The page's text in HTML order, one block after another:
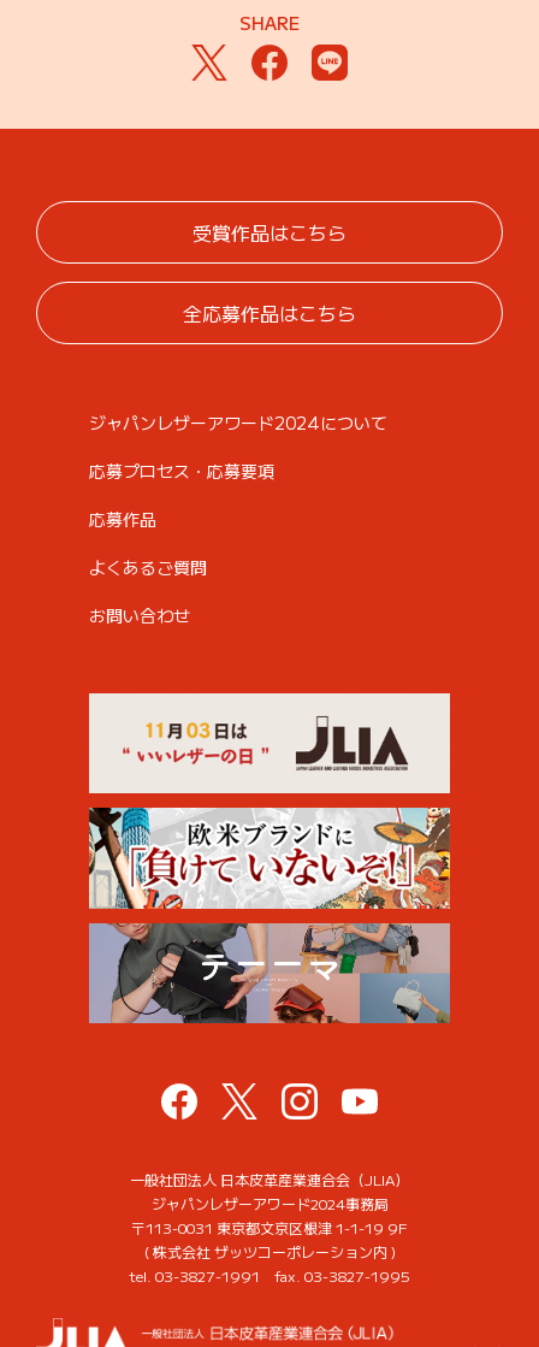
SHARE
受賞作品はこちら
全応募作品はこちら
ジャパンレザーアワード2024について
応募プロセス・応募要項
応募作品
よくあるご質問
お問い合わせ
一般社団法人 日本皮革産業連合会（JLIA）
ジャパンレザーアワード2024事務局
〒113-0031 東京都文京区根津 1-1-19 9F
( 株式会社 ザッツコーポレーション内 )
tel. 03-3827-1991 fax. 03-3827-1995